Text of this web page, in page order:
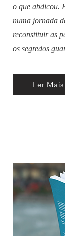
o que abdicou.
numa jornada
reconstituir as
os segredos
Ler Mais